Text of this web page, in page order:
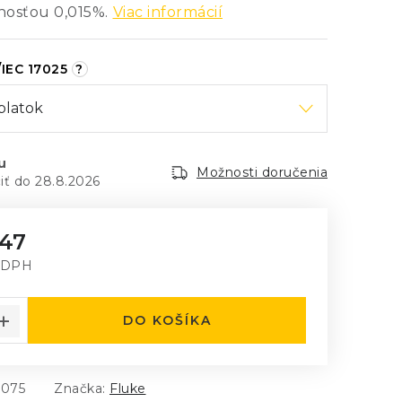
0,015%. Viac informácií
17025 ?
28.8.2026
Možnosti doručenia
DO KOŠÍKA
Značka: Fluke